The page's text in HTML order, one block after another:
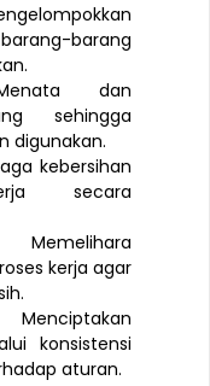
barang
dan
sehingga
digunakan.
kebersihan
secara
kerja agar
konsistensi
aturan.